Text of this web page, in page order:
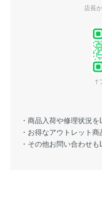
店長
↑
・商品入荷や修理状況
・お得なアウトレット
・その他お問い合わせ